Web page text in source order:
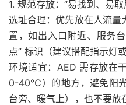
1. 规范存放：“易找到、易
选址合理：优先放在人流量
置，如出入口附近、服务
点” 标识（建议搭配指示灯
环境适宜：AED 需存放在
0-40℃）的地方，避免阳
台旁、暖气上），也不要放